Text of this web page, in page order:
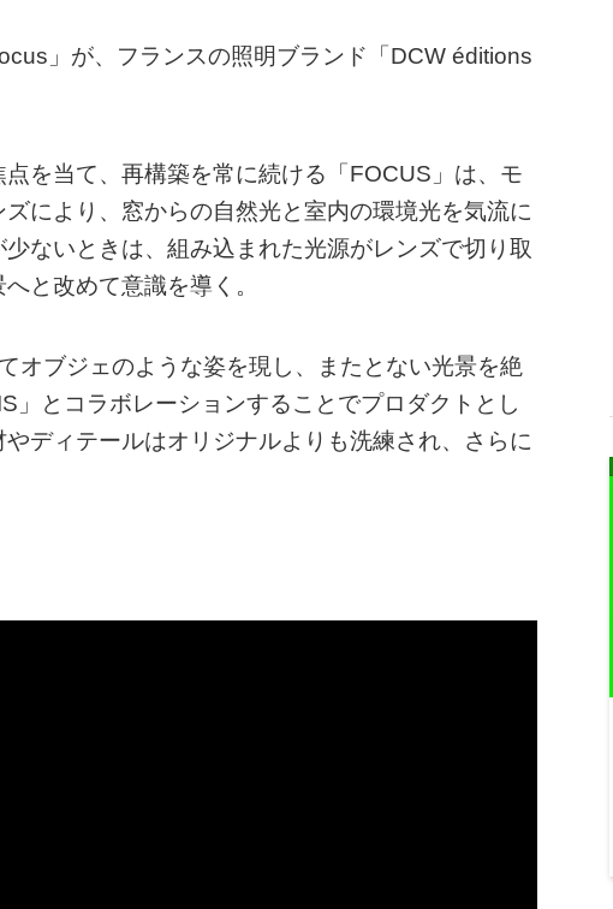
」が、フランスの照明ブランド「DCW éditions
を当て、再構築を常に続ける「FOCUS」は、モ
により、窓からの自然光と室内の環境光を気流に
ないときは、組み込まれた光源がレンズで切り取
と改めて意識を導く。
オブジェのような姿を現し、またとない光景を絶
」とコラボレーションすることでプロダクトとし
ディテールはオリジナルよりも洗練され、さらに